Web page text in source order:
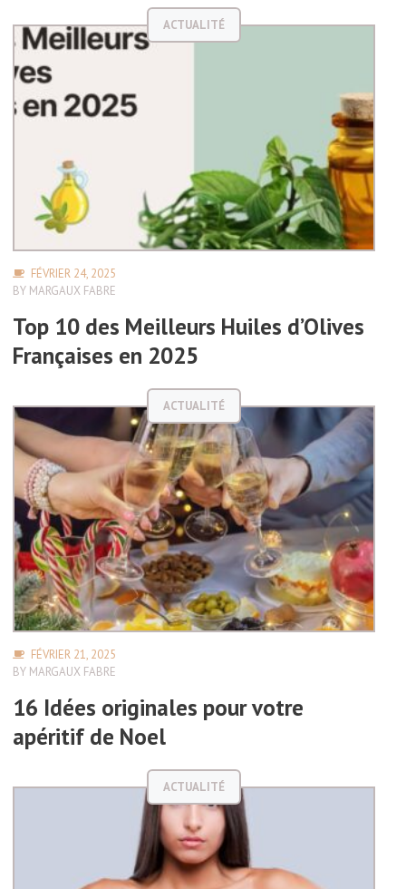
ACTUALITÉ
FÉVRIER 24, 2025
BY MARGAUX FABRE
Top 10 des Meilleurs Huiles d’Olives
Françaises en 2025
ACTUALITÉ
FÉVRIER 21, 2025
BY MARGAUX FABRE
16 Idées originales pour votre
apéritif de Noel
ACTUALITÉ